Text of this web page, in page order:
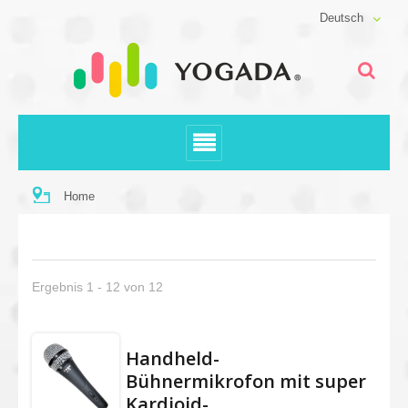
Deutsch
Home
Ergebnis 1 - 12 von 12
Handheld-
Bühnermikrofon mit super